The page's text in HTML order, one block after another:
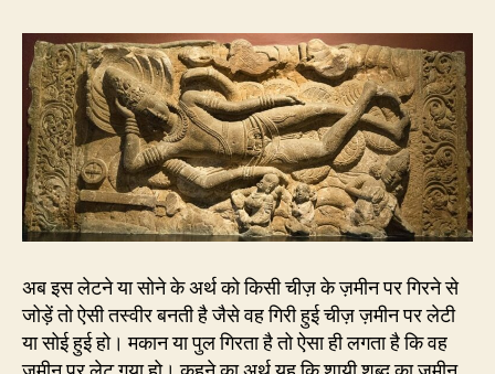
अब इस लेटने या सोने के अर्थ को किसी चीज़ के ज़मीन पर गिरने से
जोड़ें तो ऐसी तस्वीर बनती है जैसे वह गिरी हुई चीज़ ज़मीन पर लेटी
या सोई हुई हो। मकान या पुल गिरता है तो ऐसा ही लगता है कि वह